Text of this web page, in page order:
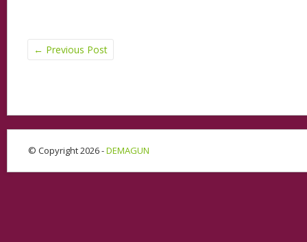
← Previous Post
© Copyright 2026 -DEMAGUN